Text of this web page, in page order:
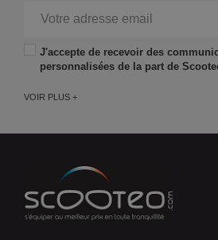
J'accepte de recevoir des
personnalisées de la part de
VOIR PLUS +